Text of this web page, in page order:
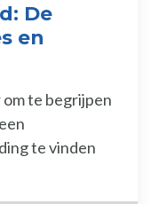
De
en
te begrijpen
te vinden